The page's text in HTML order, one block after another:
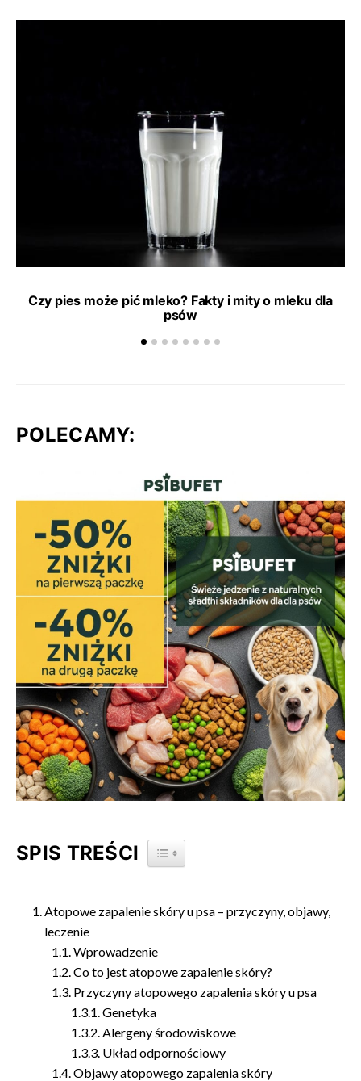
Czy pies może pić mleko? Fakty i mity o mleku dla
psów
POLECAMY:
SPIS TREŚCI TOGGLE TABLE OF CONTENT
Atopowe zapalenie skóry u psa – przyczyny, objawy,
leczenie
Wprowadzenie
Co to jest atopowe zapalenie skóry?
Przyczyny atopowego zapalenia skóry u psa
Genetyka
Alergeny środowiskowe
Układ odpornościowy
Objawy atopowego zapalenia skóry